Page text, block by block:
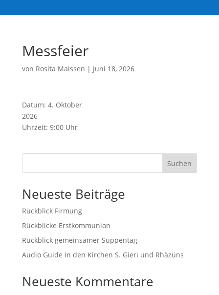
Messfeier
von Rosita Maissen | Juni 18, 2026
Datum: 4. Oktober
2026
Uhrzeit: 9:00 Uhr
Suchen
Neueste Beiträge
Rückblick Firmung
Rückblicke Erstkommunion
Rückblick gemeinsamer Suppentag
Audio Guide in den Kirchen S. Gieri und Rhäzüns
Neueste Kommentare